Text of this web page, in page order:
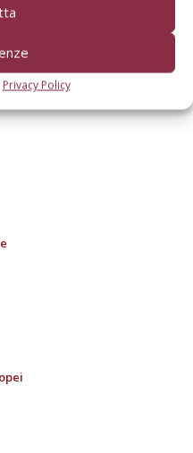
Privacy Policy
Sede legale Via Eritrea 21 -
e Iscrizione al Registro delle
05/03/2014 (Precedentemente
6111 del 12/06/1992)
Postale DL 353/2003 conv. L.